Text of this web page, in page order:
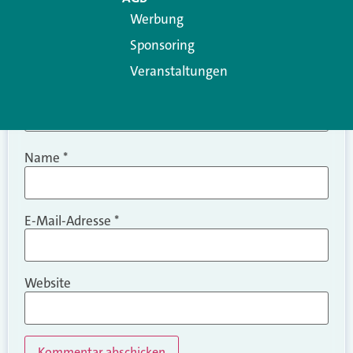
Name *
E-Mail-Adresse *
Website
Werbung
Sponsoring
Veranstaltungen